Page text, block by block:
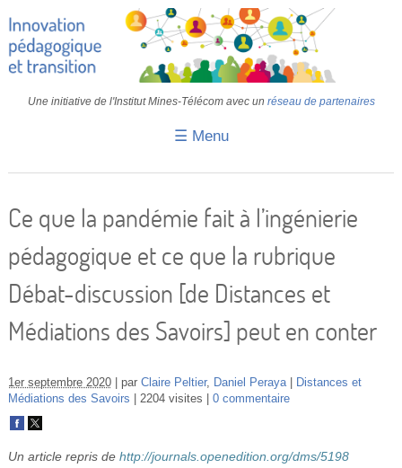
Une initiative de l'Institut Mines-Télécom avec un réseau de partenaires
☰ Menu
Transition
IA
IMT
Colloques
S’inscrire
Ce que la pandémie fait à l’ingénierie
pédagogique et ce que la rubrique
Débat-discussion [de Distances et
Médiations des Savoirs] peut en conter
1er septembre 2020 par Claire Peltier, Daniel Peraya
Distances et
Médiations des Savoirs
2204 visites 0 commentaire
Un article repris de http://journals.openedition.org/dms/5198